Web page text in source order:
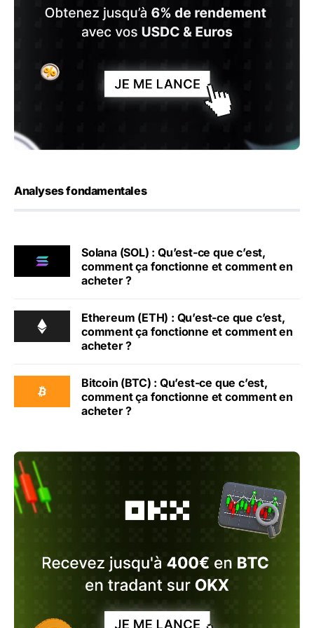
Analyses fondamentales
Solana (SOL) : Qu’est-ce que c’est,
comment ça fonctionne et comment en
acheter ?
Ethereum (ETH) : Qu’est-ce que c’est,
comment ça fonctionne et comment en
acheter ?
Bitcoin (BTC) : Qu’est-ce que c’est,
comment ça fonctionne et comment en
acheter ?